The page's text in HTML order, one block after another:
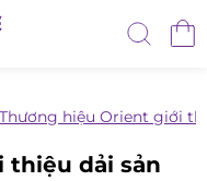
Thương hiệu Orient giới
thiệu dải sản